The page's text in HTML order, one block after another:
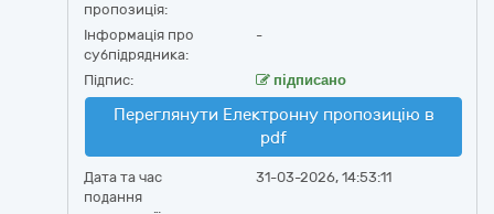
пропозиція:
Інформація про
субпідрядника:
-
Підпис: підписано
Переглянути Електронну пропозицію в
pdf
Дата та час
подання
31-03-2026, 14:53:11